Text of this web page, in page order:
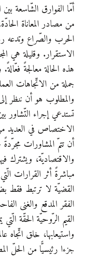
أمّا الفوارق الشّاسعة
من مصادر المعاناة
الحرب والصّراع وتدعه
الاستقرار. وقليلة هي
هذه الحالة معالجةً
جملة من الاتّجاهات
والمطلوب هو أن ننظر
تستدعي إجراء التّشاور
الاختصاص في العديد من
أن تتمّ المشاورات مجرّدةً
والاقتصاديّة، ويشترك
مباشرةً أثر القرارات
القضيّة لا ترتبط فقط
الفقر المدقع والغنى
القيم الرّوحيّة الحقّة
واستيعابها، خلق
جزءا رئيسيًّا من الحلّ